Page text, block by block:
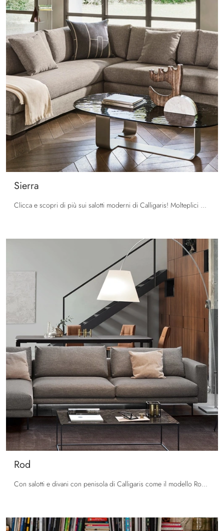
Sierra
Clicca e scopri di più sui salotti moderni di Calligaris! Molteplici modelli di divani, come Sierra, ti aspettano.
Rod
Con salotti e divani con penisola di Calligaris come il modello Rod in tessuto, potrai ultimare il tuo progetto d'arredo.